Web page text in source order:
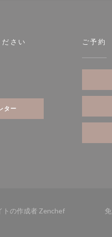
))
さい
((新しいウィンドウで開
ター
ご予約
トの作成者 Zenchef((新しいウィン